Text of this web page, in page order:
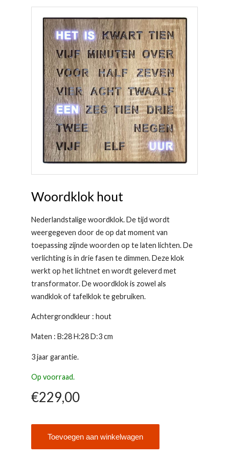
Woordklok hout
Nederlandstalige woordklok. De tijd wordt
weergegeven door de op dat moment van
toepassing zijnde woorden op te laten lichten. De
verlichting is in drie fasen te dimmen. Deze klok
werkt op het lichtnet en wordt geleverd met
transformator. De woordklok is zowel als
wandklok of tafelklok te gebruiken.
Achtergrondkleur : hout
Maten : B:28 H:28 D:3 cm
3 jaar garantie.
Op voorraad.
€229,00
Toevoegen aan winkelwagen